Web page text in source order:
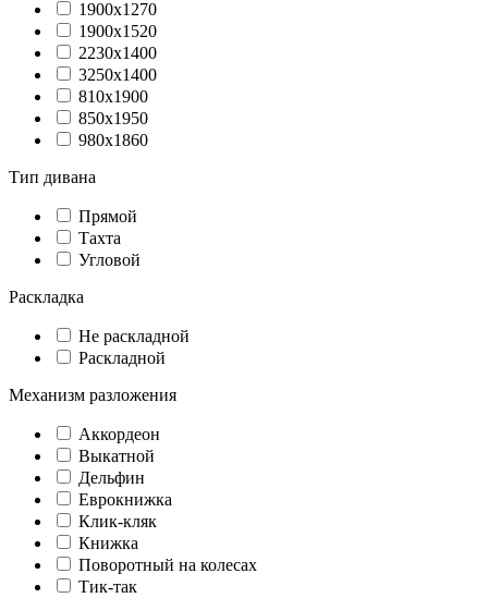
1900х1270
1900х1520
2230x1400
3250x1400
810х1900
850х1950
980х1860
Тип дивана
Прямой
Тахта
Угловой
Раскладка
Не раскладной
Раскладной
Механизм разложения
Аккордеон
Выкатной
Дельфин
Еврокнижка
Клик-кляк
Книжка
Поворотный на колесах
Тик-так